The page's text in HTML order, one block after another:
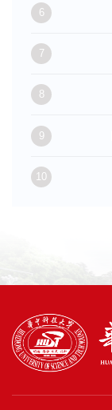
6
7
8
9
10